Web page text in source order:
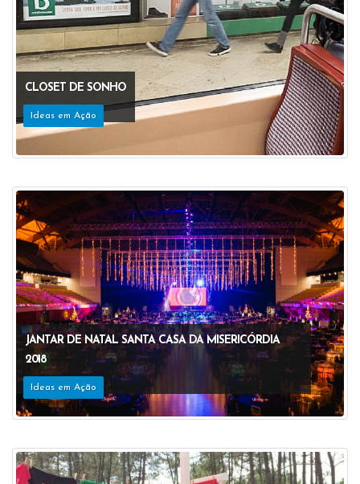
CLOSET DE SONHO
Ideas em Ação
JANTAR DE NATAL SANTA CASA DA MISERICÓRDIA
2018
Ideas em Ação